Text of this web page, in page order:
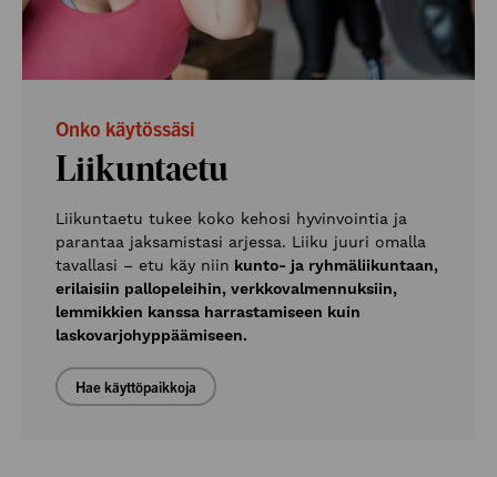
Onko käytössäsi
Liikuntaetu
Liikuntaetu tukee koko kehosi hyvinvointia ja
parantaa jaksamistasi arjessa. Liiku juuri omalla
tavallasi – etu käy niin kunto- ja ryhmäliikuntaan,
erilaisiin pallopeleihin, verkkovalmennuksiin,
lemmikkien kanssa harrastamiseen kuin
laskovarjohyppäämiseen.
Hae käyttöpaikkoja